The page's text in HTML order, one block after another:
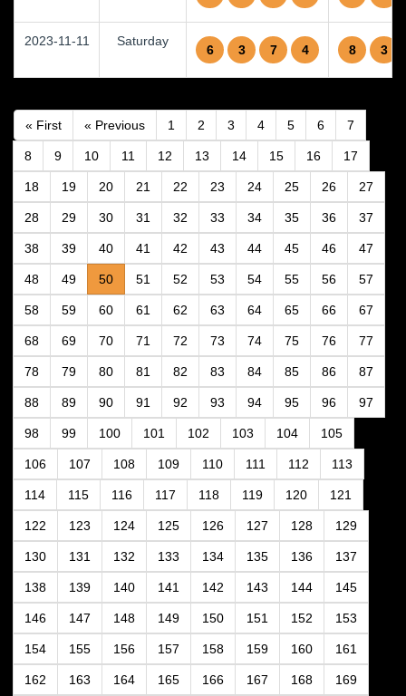
2023-11-11 Saturday
6 3 7 4 8 3
« First « Previous 1 2 3 4 5 6 7
8 9 10 11 12 13 14 15 16 17
18 19 20 21 22 23 24 25 26 27
28 29 30 31 32 33 34 35 36 37
38 39 40 41 42 43 44 45 46 47
48 49 50 51 52 53 54 55 56 57
58 59 60 61 62 63 64 65 66 67
68 69 70 71 72 73 74 75 76 77
78 79 80 81 82 83 84 85 86 87
88 89 90 91 92 93 94 95 96 97
98 99 100 101 102 103 104 105
106 107 108 109 110 111 112 113
114 115 116 117 118 119 120 121
122 123 124 125 126 127 128 129
130 131 132 133 134 135 136 137
138 139 140 141 142 143 144 145
146 147 148 149 150 151 152 153
154 155 156 157 158 159 160 161
162 163 164 165 166 167 168 169